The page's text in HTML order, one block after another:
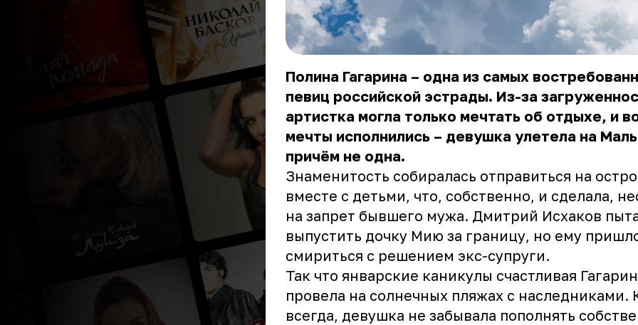
Полина Гагарина – одна из самых
певиц российской эстрады. Из-за
артистка могла только мечтать об отдыхе, и
мечты исполнились – девушка улетела на
причём не одна.
Знаменитость собиралась отправиться на
вместе с детьми, что, собственно, и сделала,
на запрет бывшего мужа. Дмитрий Исхаков
выпустить дочку Мию за границу, но ему
смириться с решением экс-супруги.
Так что январские каникулы счастливая
провела на солнечных пляжах с наследниками.
всегда, девушка не забывала пополнять